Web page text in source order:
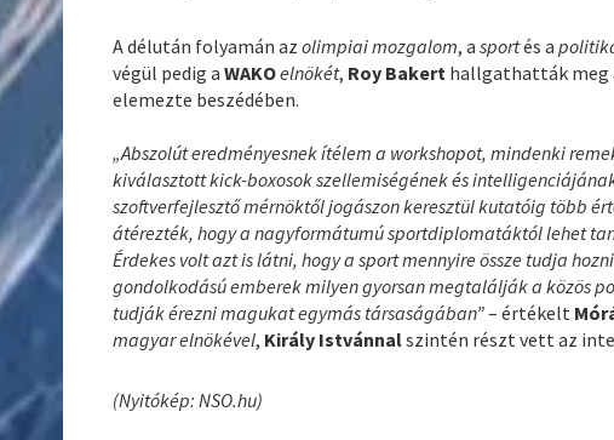
A délután folyamán azolimpiai mozgalom, asportés a
végül pedig aWAKOelnökét, Roy Bakert hallgathatták meg
elemezte beszédében.
„Abszolút eredményesnek ítélem a workshopot, mindenki
kiválasztott kick-boxosok szellemiségének és
szoftverfejlesztő mérnöktől jogászon keresztül kutatóig több
átérezték, hogy a nagyformátumú sportdiplomatáktól lehet
Érdekes volt azt is látni, hogy a sport mennyire össze tudja
gondolkodású emberek milyen gyorsan megtalálják a közös
tudják érezni magukat egymás társaságában”– értékelt
magyar elnökével, Király Istvánnalszintén részt vett az
(Nyitókép: NSO.hu)